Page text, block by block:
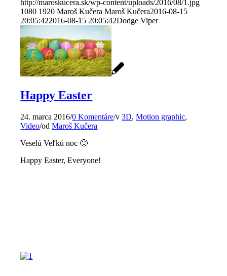
http://maroskucera.sk/wp-content/uploads/2016/08/1.jpg
1080 1920 Maroš Kučera Maroš Kučera2016-08-15
20:05:422016-08-15 20:05:42Dodge Viper
Happy Easter
24. marca 2016/0 Komentáre/v3D,Motion graphic,
Video/odMaroš Kučera
Veselú Veľkú noc 🙂
Happy Easter, Everyone!